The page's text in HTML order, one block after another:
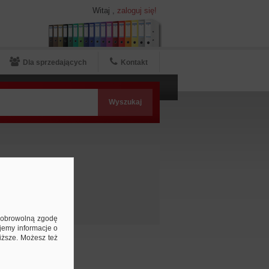
Dla sprzedających Kontakt
Witaj , zaloguj się!
zgodę
informacje o
Możesz też